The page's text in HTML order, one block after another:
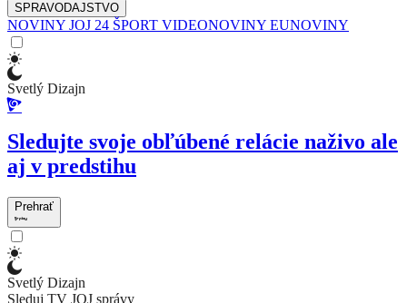
SPRAVODAJSTVO
NOVINY JOJ 24 ŠPORT VIDEONOVINY EUNOVINY
Svetlý Dizajn
Sledujte svoje obľúbené relácie naživo ale
aj v predstihu
Prehrať
Svetlý Dizajn
Sleduj TV JOJ správy